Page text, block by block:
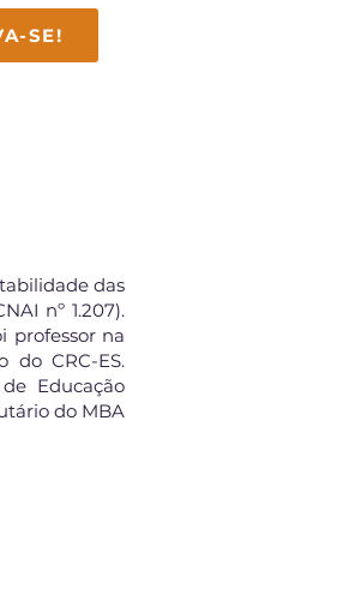
SE!
das
nº 1.207).
professor na
do CRC-ES.
Educação
do MBA